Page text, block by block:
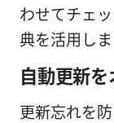
わせてチェ
典を活用しま
自動更新
更新忘れを